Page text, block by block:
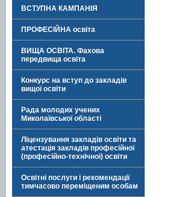
ВСТУПНА КАМПАНІЯ
ПРОФЕСІЙНА освіта
ВИЩА ОСВІТА. Фахова
передвища освіта
Конкурс на вступ до закладів
вищої освіти
Рада молодих учених
Миколаївської області
Ліцензування закладів освіти та
атестація закладів професійної
(професійно-технічної) освіти
Освітні послуги і рекомендації
тимчасово переміщеним особам